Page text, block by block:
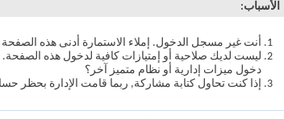
الأسباب:
أنت غير مسجل الدخول. إملاء الاستمارة أدنى هذه
ليست لديك صلاحية أو إمتيازات كافية لدخول هذه
دخول ميزات إدارية أو نظام متميز آخر؟
إذا كنت تحاول كتابة مشاركة, ربما قامت الإدارة بحظر